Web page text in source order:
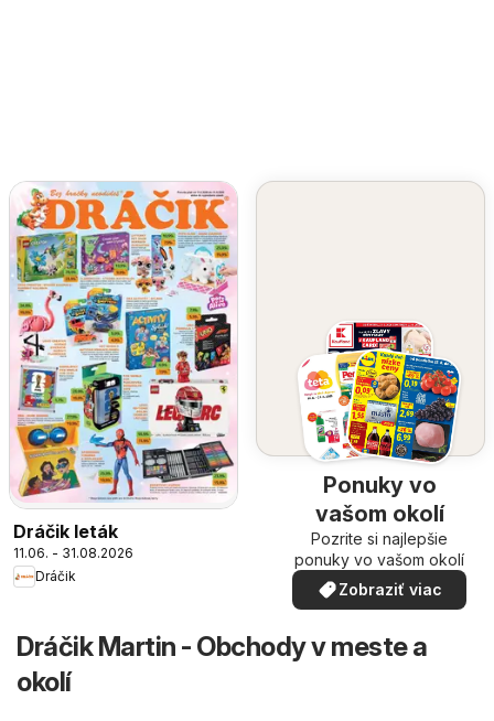
Dráčik leták
11.06. - 31.08.2026
Dráčik
Ponuky vo
vašom okolí
Pozrite si najlepšie
ponuky vo vašom okolí
Zobraziť viac
Dráčik Martin - Obchody v meste a
okolí